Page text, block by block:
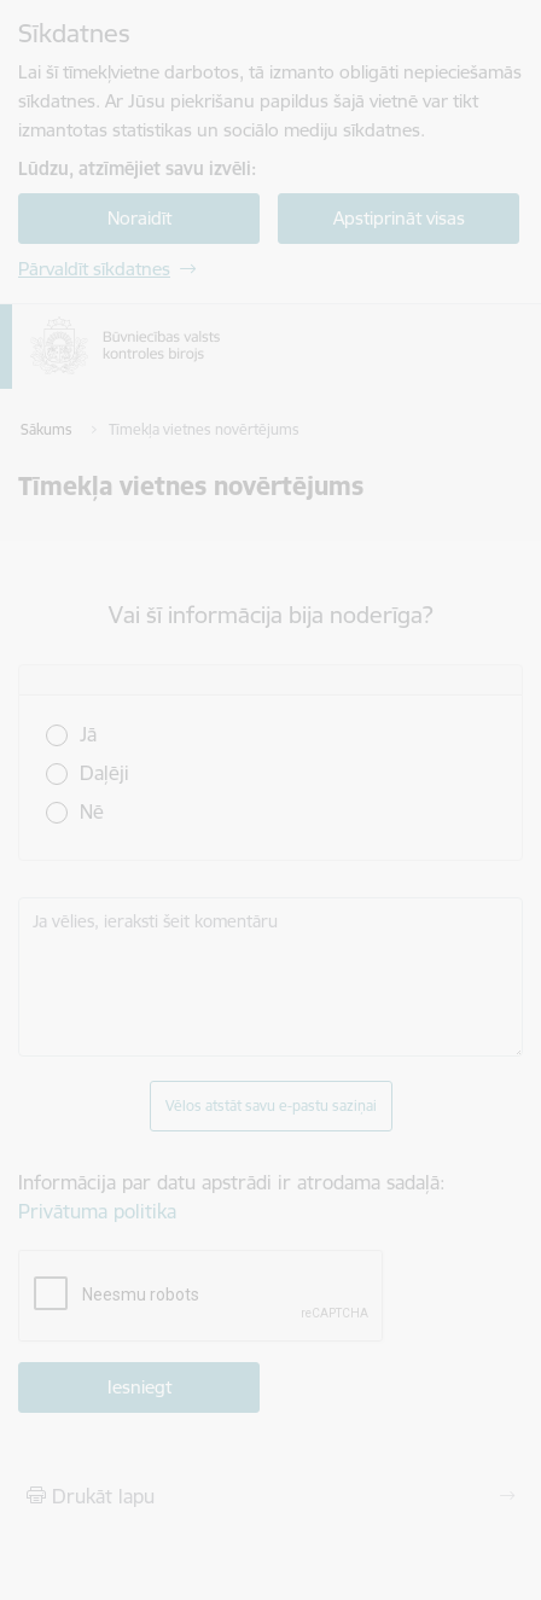
Sīkdatnes
Lai šī tīmekļvietne darbotos, tā izmanto obligāti nepieciešamās
sīkdatnes. Ar Jūsu piekrišanu papildus šajā vietnē var tikt
izmantotas statistikas un sociālo mediju sīkdatnes.
Lūdzu, atzīmējiet savu izvēli:
Noraidīt Apstiprināt visas
Pārvaldīt sīkdatnes
Sākums Tīmekļa vietnes novērtējums
Tīmekļa vietnes novērtējums
Vai šī informācija bija noderīga?
Jā
Daļēji
Nē
Ja vēlies, ieraksti šeit komentāru
Vēlos atstāt savu e-pastu saziņai
Informācija par datu apstrādi ir atrodama sadaļā:
Privātuma politika
Drukāt lapu